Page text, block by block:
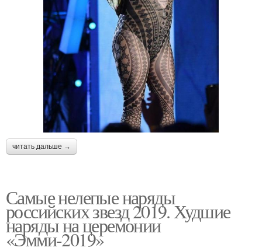
читать дальше →
Самые нелепые наряды
российских звезд 2019. Худшие
наряды на церемонии
«Эмми-2019»